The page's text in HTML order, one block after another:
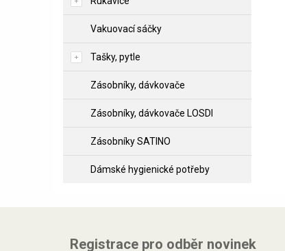
Vakuovací sáčky
Tašky, pytle
Zásobníky, dávkovače
Zásobníky, dávkovače LOSDI
Zásobníky SATINO
Dámské hygienické potřeby
Registrace pro odběr novinek